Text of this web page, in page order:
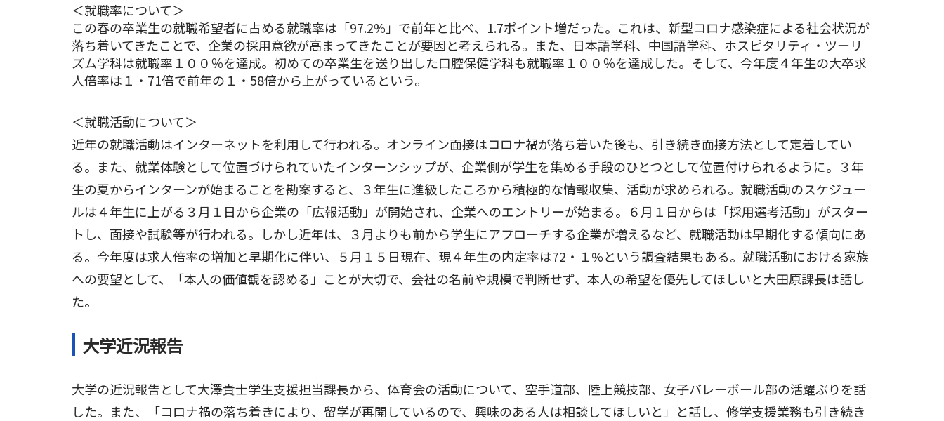
＜就職率について＞
この春の卒業生の就職希望者に占める就職率は「97.2%」で前年と比べ、1.7ポイント増だった。これは、新型コロナ感染症による社会状況が
落ち着いてきたことで、企業の採用意欲が高まってきたことが要因と考えられる。また、日本語学科、中国語学科、ホスピタリティ・ツーリ
ズム学科は就職率１００％を達成。初めての卒業生を送り出した口腔保健学科も就職率１００％を達成した。そして、今年度４年生の大卒求
人倍率は１・71倍で前年の１・58倍から上がっているという。
＜就職活動について＞
近年の就職活動はインターネットを利用して行われる。オンライン面接はコロナ禍が落ち着いた後も、引き続き面接方法として定着してい
る。また、就業体験として位置づけられていたインターンシップが、企業側が学生を集める手段のひとつとして位置付けられるように。３年
生の夏からインターンが始まることを勘案すると、３年生に進級したころから積極的な情報収集、活動が求められる。就職活動のスケジュー
ルは４年生に上がる３月１日から企業の「広報活動」が開始され、企業へのエントリーが始まる。６月１日からは「採用選考活動」がスター
トし、面接や試験等が行われる。しかし近年は、３月よりも前から学生にアプローチする企業が増えるなど、就職活動は早期化する傾向にあ
る。今年度は求人倍率の増加と早期化に伴い、５月１５日現在、現４年生の内定率は72・１%という調査結果もある。就職活動における家族
への要望として、「本人の価値観を認める」ことが大切で、会社の名前や規模で判断せず、本人の希望を優先してほしいと大田原課長は話し
た。
大学近況報告
大学の近況報告として大澤貴士学生支援担当課長から、体育会の活動について、空手道部、陸上競技部、女子バレーボール部の活躍ぶりを話
した。また、「コロナ禍の落ち着きにより、留学が再開しているので、興味のある人は相談してほしいと」と話し、修学支援業務も引き続き